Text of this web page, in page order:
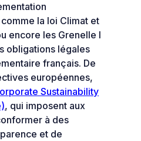
la loi Climat et
encore les Grenelle I
obligations légales
français. De
européennes,
Sustainability
, qui imposent aux
à des
et de